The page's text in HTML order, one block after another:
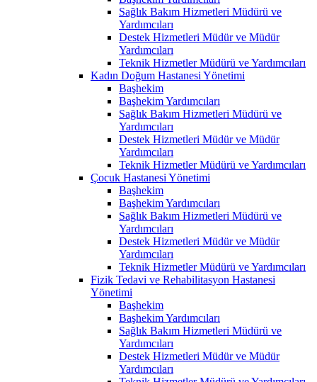
Sağlık Bakım Hizmetleri Müdürü ve
Yardımcıları
Destek Hizmetleri Müdür ve Müdür
Yardımcıları
Teknik Hizmetler Müdürü ve Yardımcıları
Kadın Doğum Hastanesi Yönetimi
Başhekim
Başhekim Yardımcıları
Sağlık Bakım Hizmetleri Müdürü ve
Yardımcıları
Destek Hizmetleri Müdür ve Müdür
Yardımcıları
Teknik Hizmetler Müdürü ve Yardımcıları
Çocuk Hastanesi Yönetimi
Başhekim
Başhekim Yardımcıları
Sağlık Bakım Hizmetleri Müdürü ve
Yardımcıları
Destek Hizmetleri Müdür ve Müdür
Yardımcıları
Teknik Hizmetler Müdürü ve Yardımcıları
Fizik Tedavi ve Rehabilitasyon Hastanesi
Yönetimi
Başhekim
Başhekim Yardımcıları
Sağlık Bakım Hizmetleri Müdürü ve
Yardımcıları
Destek Hizmetleri Müdür ve Müdür
Yardımcıları